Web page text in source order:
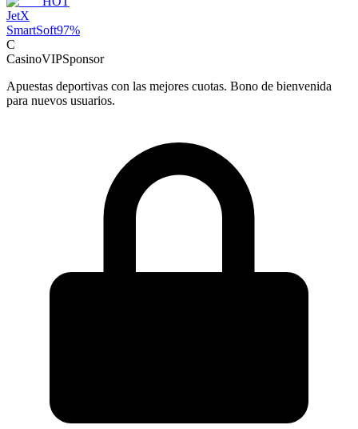
JetX
SmartSoft97%
C
CasinoVIPSponsor
Apuestas deportivas con las mejores cuotas. Bono de bienvenida
para nuevos usuarios.